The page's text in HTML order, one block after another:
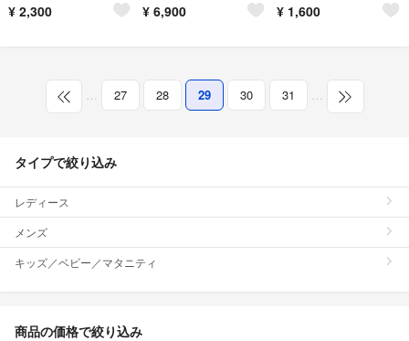
¥ 2,300 ¥ 6,900 ¥ 1,600
… 27 28 29 30 31 …
タイプで絞り込み
レディース
メンズ
キッズ／ベビー／マタニティ
商品の価格で絞り込み